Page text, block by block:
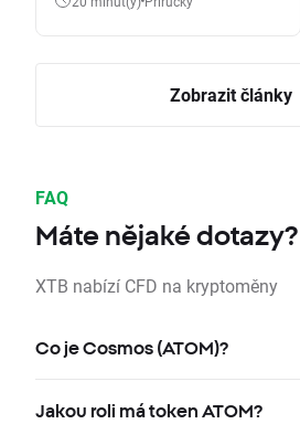
Zobrazit články
FAQ
Máte nějaké dotazy?
XTB nabízí CFD na kryptoměny
Co je Cosmos (ATOM)?
Jakou roli má token ATOM?